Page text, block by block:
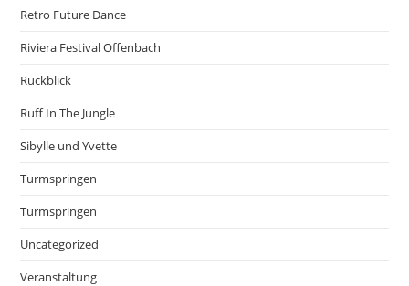
Retro Future Dance
Riviera Festival Offenbach
Rückblick
Ruff In The Jungle
Sibylle und Yvette
Turmspringen
Turmspringen
Uncategorized
Veranstaltung